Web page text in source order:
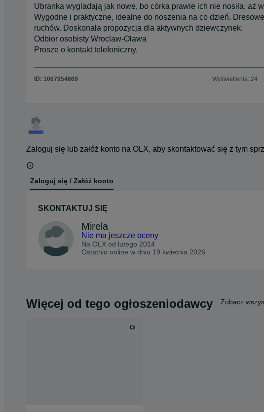
Ubranka wygladają jak nowe, bo córka prawie ich nie nosiła, aż
Wygodne i praktyczne, idealne do noszenia na co dzień.
ruchów. Doskonała propozycja dla aktywnych dziewczynek.
Odbior osobisty Wroclaw-Olawa
Prosze o kontakt telefoniczny.
ID: 1067954669 Wyświetlenia: 24
Zaloguj się lub załóż konto na OLX, aby skontaktować się z tym
Zaloguj się / Załóż konto
SKONTAKTUJ SIĘ
Mirela
Nie ma jeszcze oceny
Na OLX od lutego 2014
Ostatnio online w dniu 19 kwietnia 2026
Więcej od tego ogłoszeniodawcy Zobacz